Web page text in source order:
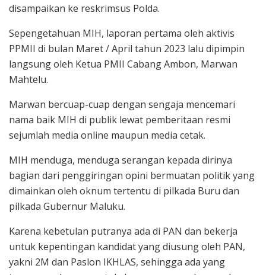
disampaikan ke reskrimsus Polda.
Sepengetahuan MIH, laporan pertama oleh aktivis
PPMII di bulan Maret / April tahun 2023 lalu dipimpin
langsung oleh Ketua PMII Cabang Ambon, Marwan
Mahtelu.
Marwan bercuap-cuap dengan sengaja mencemari
nama baik MIH di publik lewat pemberitaan resmi
sejumlah media online maupun media cetak.
MIH menduga, menduga serangan kepada dirinya
bagian dari penggiringan opini bermuatan politik yang
dimainkan oleh oknum tertentu di pilkada Buru dan
pilkada Gubernur Maluku.
Karena kebetulan putranya ada di PAN dan bekerja
untuk kepentingan kandidat yang diusung oleh PAN,
yakni 2M dan Paslon IKHLAS, sehingga ada yang